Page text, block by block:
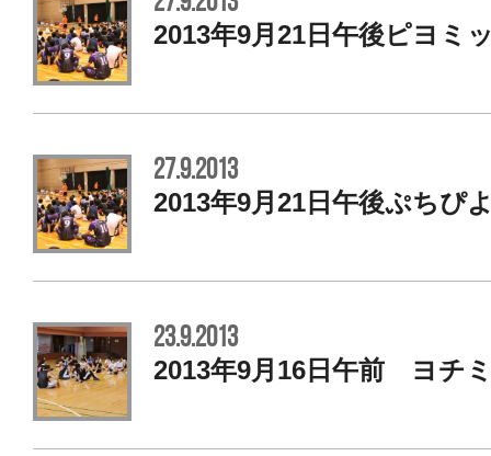
2013年9月21日午後ピヨミ
27.9.2013
2013年9月21日午後ぷちぴ
23.9.2013
2013年9月16日午前 ヨチ